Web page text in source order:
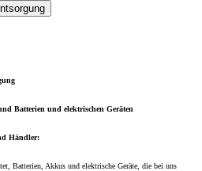
Batterien und elektrischen Geräten
Händler:
Batterien, Akkus und elektrische Geräte, die bei uns